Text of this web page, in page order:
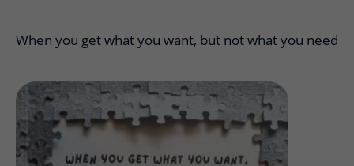
When you get what you want, but not what you need